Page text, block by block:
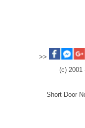
>>
(c) 2001
Short-Door-